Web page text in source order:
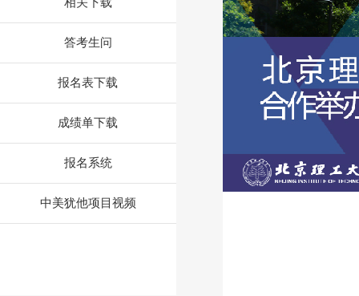
答考生问
报名表下载
成绩单下载
报名系统
中美犹他项目视频